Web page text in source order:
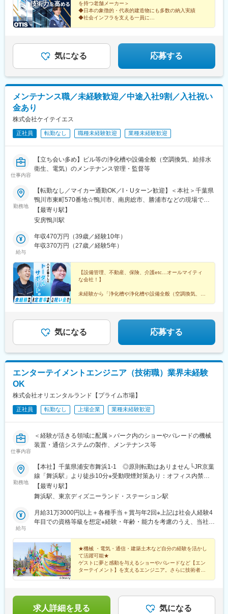
を持つ老舗メーカー＞
◆日本の象徴的・代表的建造物にも多数の納入実績
◆社会インフラを支える一員に
気になる 応募する
メンテナンス職／未経験歓迎／中途入社9割／入社祝い
金あり
株式会社ケイテイエス
正社員 転勤なし 職種未経験歓迎 業種未経験歓迎
仕事内容
【立ち会い多め】ビル等の浄化槽や設備全般（空調換気、給排水
衛生、電気）のメンテナンス管理・監督等
勤務地
【転勤なし／マイカー通勤OK／I・Uターン歓迎】＜本社＞千葉県
鴨川市東町570番地☆鴨川市、南房総市、勝浦市などの現場で業
務を行います。※勤務地の受動喫煙対策：あり
【最寄り駅】
安房鴨川駅
給与
年収470万円（39歳／経験10年）
年収370万円（27歳／経験5年）
【設備管理、不動産、保険、介護etc…オールマイティ
な会社！】
未経験から「浄化槽や浄化槽や設備全般（空調換気、給
＜＜詳細をチェック▼＞＞
気になる 応募する
エンターテイメントエンジニア（技術職）業界未経験
OK
株式会社オリエンタルランド【プライム市場】
正社員 転勤なし 上場企業 業種未経験歓迎
仕事内容
＜経験が活きる領域に配属＞パーク内のショーやパレードの機械
装置・通信システムの製作、メンテナンス等
勤務地
【本社】千葉県浦安市舞浜1-1 ◎原則転勤はありません└JR京葉
線「舞浜駅」より徒歩10分※受動喫煙対策あり：オフィス内禁煙
※U・Iターン歓迎
【最寄り駅】
舞浜駅、東京ディズニーランド・ステーション駅
給与
月給31万3000円以上＋各種手当＋賞与年2回※上記は社会人経験4
年目での資格等級を想定※経験・年齢・能力を考慮のうえ、当社規
★機械 ・電気・通信・建築土木など自分の経験を活かし
て活躍可能★
ゲストに夢と感動を与えるショーやパレードなど【エン
ターテイメント】を支えるエンジニア。さらに技術者と
求人詳細を見る 気になる